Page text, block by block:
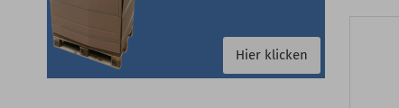
Hier klicken